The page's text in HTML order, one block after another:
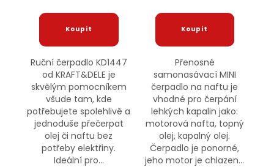
Ruční čerpadlo KD1447
od KRAFT&DELE je
skvělým pomocníkem
všude tam, kde
potřebujete spolehlivě a
jednoduše přečerpat
olej či naftu bez
potřeby elektřiny.
Ideální pro...
Přenosné
samonasávací MINI
čerpadlo na naftu je
vhodné pro čerpání
lehkých kapalin jako:
motorová nafta, topný
olej, kapalný olej.
Čerpadlo je ponorné,
jeho motor je chlazen...